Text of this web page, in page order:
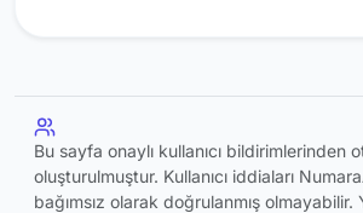
Bu sayfa onaylı kullanıcı bildirimlerinden
oluşturulmuştur. Kullanıcı iddiaları
bağımsız olarak doğrulanmış olmayabilir.